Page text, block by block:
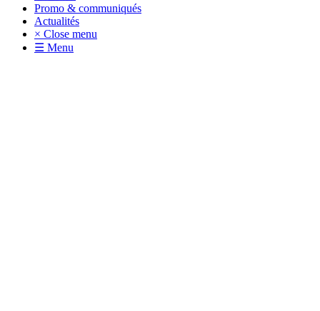
Promo & communiqués
Actualités
× Close menu
☰ Menu